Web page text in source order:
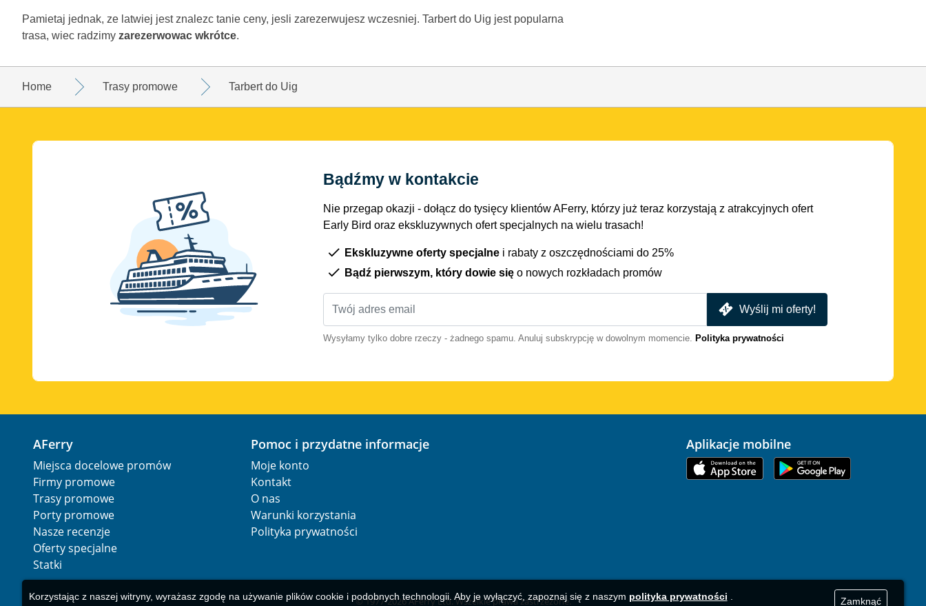
Pamietaj jednak, ze latwiej jest znalezc tanie ceny, jesli zarezerwujesz wczesniej. Tarbert do Uig jest popularna
trasa, wiec radzimy zarezerwowac wkrótce.
Home Trasy promowe Tarbert do Uig
Bądźmy w kontakcie
Nie przegap okazji - dołącz do tysięcy klientów AFerry, którzy już teraz korzystają z atrakcyjnych ofert
Early Bird oraz ekskluzywnych ofert specjalnych na wielu trasach!
Ekskluzywne oferty specjalne i rabaty z oszczędnościami do 25%
Bądź pierwszym, który dowie się o nowych rozkładach promów
Wyślij mi oferty!
Wysyłamy tylko dobre rzeczy - żadnego spamu. Anuluj subskrypcję w dowolnym momencie. Polityka prywatności
AFerry
Miejsca docelowe promów
Firmy promowe
Trasy promowe
Porty promowe
Nasze recenzje
Oferty specjalne
Statki
Pomoc i przydatne informacje
Moje konto
Kontakt
O nas
Warunki korzystania
Polityka prywatności
Aplikacje mobilne
© 1977-2026AFerry Ltd. Wszelkie prawa zastrzeżone.
Korzystając z naszej witryny, wyrażasz zgodę na używanie plików cookie i podobnych technologii. Aby je wyłączyć, zapoznaj się z naszym polityka prywatności . Zamknąć